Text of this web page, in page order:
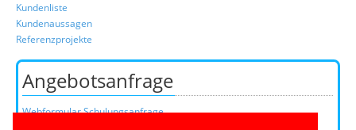
Kundenliste
Kundenaussagen
Referenzprojekte
Angebotsanfrage
Webformular Schulungsanfrage